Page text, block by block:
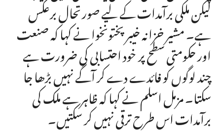
لیکن ملکی برآمدات کے لیے صورتحال برعکس
ہے۔ مشیر خزانہ خیبرپختونخوا نے کہا کہ صنعت
اور حکومتی سطح پر خود احتسابی کی ضرورت ہے
چند لوگوں کو فائدے دے کر آگے نہیں بڑھا جا
سکتا۔ مزمل اسلم نے کہا کہ ظاہر ہے ملک کی
برآمدات اس طرح ترقی نہیں کر سکتیں۔